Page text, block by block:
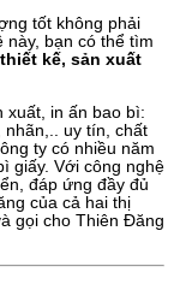
tốt không phải
này, bạn có thể tìm
thiết kế, sản xuất
xuất, in ấn bao bì:
nhãn,.. uy tín, chất
ty có nhiều năm
giấy. Với công nghệ
đáp ứng đầy đủ
của cả hai thị
gọi cho Thiên Đăng